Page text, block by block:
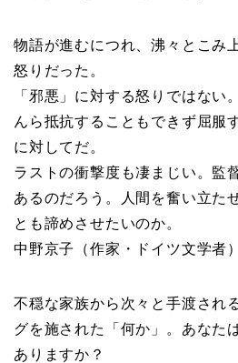
物語が進むにつれ、沸々とこみ
怒りだった。
「邪悪」に対する怒りではない
んら抵抗することもできず屈服
に対してだ。
ラストの衝撃度も凄まじい。監
あるのだろう。人間を奮い立た
とも諦めさせたいのか。
中野京子（作家・ドイツ文学者）
不穏な家族から次々と手渡され
グを施された「何か」。あなた
ありますか？